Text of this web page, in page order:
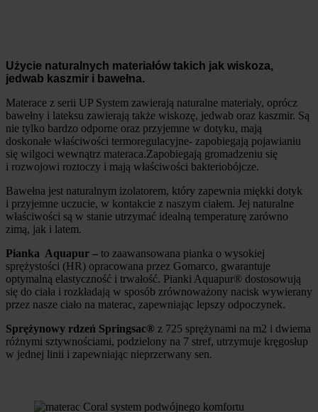
Użycie naturalnych materiałów takich jak wiskoza,
jedwab kaszmir i bawełna.
Materace z serii UP System zawierają naturalne materiały, oprócz
bawełny i lateksu zawierają także wiskozę, jedwab oraz kaszmir. Są
nie tylko bardzo odporne oraz przyjemne w dotyku, mają
doskonałe właściwości termoregulacyjne- zapobiegają pojawianiu
się wilgoci wewnątrz materaca.Zapobiegają gromadzeniu się
i rozwojowi roztoczy i mają właściwości bakteriobójcze.
Bawełna jest naturalnym izolatorem, który zapewnia miękki dotyk
i przyjemne uczucie, w kontakcie z naszym ciałem. Jej naturalne
właściwości są w stanie utrzymać idealną temperaturę zarówno
zimą, jak i latem.
Pianka Aquapur – to zaawansowana pianka o wysokiej
sprężystości (HR) opracowana przez Gomarco, gwarantuje
optymalną elastyczność i trwałość. Pianki Aquapur® dostosowują
się do ciała i rozkładają w sposób zrównoważony nacisk wywierany
przez nasze ciało na materac, zapewniając lepszy odpoczynek.
Sprężynowy rdzeń Springsac® z 725 sprężynami na m2 i dwiema
różnymi sztywnościami, podzielony na 7 stref, utrzymuje kręgosłup
w jednej linii i zapewniając nieprzerwany sen.